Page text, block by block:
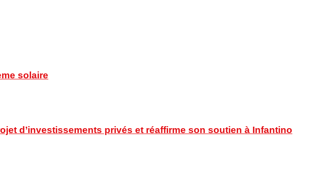
solaire
d’investissements privés et réaffirme son soutien à Infantino